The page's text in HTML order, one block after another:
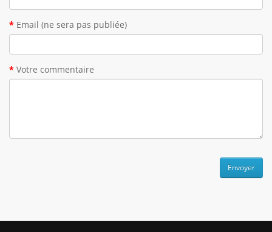
Email (ne sera pas publiée)
Votre commentaire
Envoyer